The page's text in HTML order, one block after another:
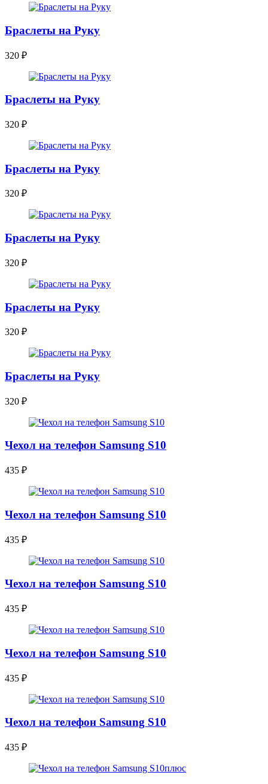
Браслеты на Руку
320 ₽
Браслеты на Руку
320 ₽
Браслеты на Руку
320 ₽
Браслеты на Руку
320 ₽
Браслеты на Руку
320 ₽
Браслеты на Руку
320 ₽
Чехол на телефон Samsung S10
435 ₽
Чехол на телефон Samsung S10
435 ₽
Чехол на телефон Samsung S10
435 ₽
Чехол на телефон Samsung S10
435 ₽
Чехол на телефон Samsung S10
435 ₽